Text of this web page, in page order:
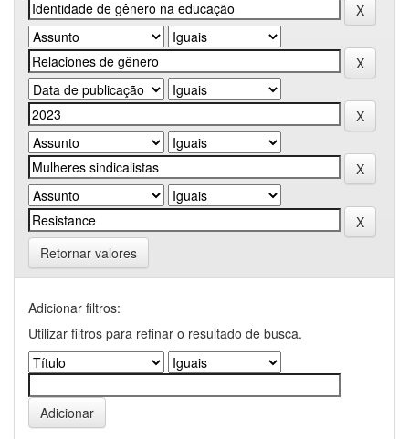
Retornar valores
Adicionar filtros:
Utilizar filtros para refinar o resultado de busca.